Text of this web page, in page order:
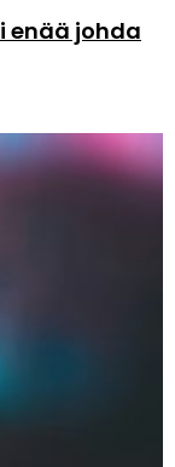
enää johda